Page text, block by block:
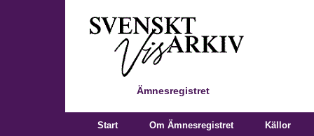
Ämnesregistret
Start Om Ämnesregistret Källor